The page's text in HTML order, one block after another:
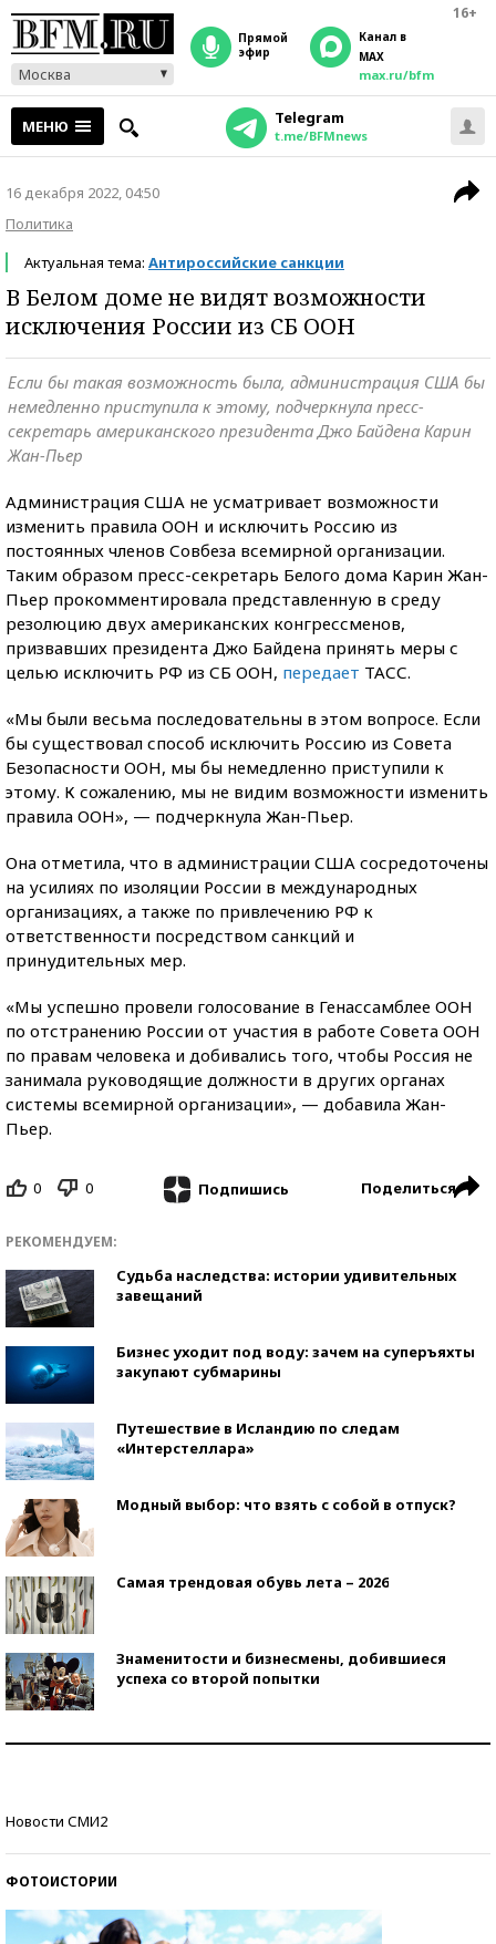
16+
Москва
прямой
эфир
Канал в
MAX
max.ru/bfm
МЕНЮ Telegram
t.me/BFMnews
16 декабря 2022, 04:50
Политика
Актуальная тема: Антироссийские санкции
В Белом доме не видят возможности
исключения России из СБ ООН
Если бы такая возможность была, администрация США бы
немедленно приступила к этому, подчеркнула пресс-
секретарь американского президента Джо Байдена Карин
Жан-Пьер
Администрация США не усматривает возможности
изменить правила ООН и исключить Россию из
постоянных членов Совбеза всемирной организации.
Таким образом пресс-секретарь Белого дома Карин Жан-
Пьер прокомментировала представленную в среду
резолюцию двух американских конгрессменов,
призвавших президента Джо Байдена принять меры с
целью исключить РФ из СБ ООН, передает ТАСС.
«Мы были весьма последовательны в этом вопросе. Если
бы существовал способ исключить Россию из Совета
Безопасности ООН, мы бы немедленно приступили к
этому. К сожалению, мы не видим возможности изменить
правила ООН», — подчеркнула Жан-Пьер.
Она отметила, что в администрации США сосредоточены
на усилиях по изоляции России в международных
организациях, а также по привлечению РФ к
ответственности посредством санкций и
принудительных мер.
«Мы успешно провели голосование в Генассамблее ООН
по отстранению России от участия в работе Совета ООН
по правам человека и добивались того, чтобы Россия не
занимала руководящие должности в других органах
системы всемирной организации», — добавила Жан-
Пьер.
0 0 Подпишись Поделиться
РЕКОМЕНДУЕМ:
Судьба наследства: истории удивительных
завещаний
Бизнес уходит под воду: зачем на суперъяхты
закупают субмарины
Путешествие в Исландию по следам
«Интерстеллара»
Модный выбор: что взять с собой в отпуск?
Самая трендовая обувь лета – 2026
Знаменитости и бизнесмены, добившиеся
успеха со второй попытки
Новости СМИ2
ФОТОИСТОРИИ